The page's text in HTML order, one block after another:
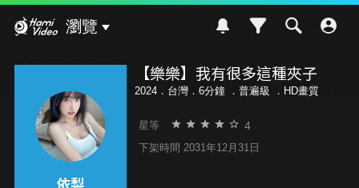
瀏覽
【樂樂】我有很多這種夾子
2024．台灣．6分鐘 ． 普遍級 ．HD畫質
星等 4
下架時間 2031年12月31日